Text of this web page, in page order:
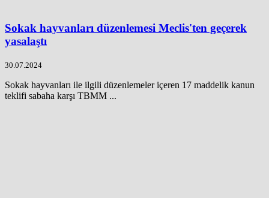
Sokak hayvanları düzenlemesi Meclis'ten geçerek
yasalaştı
30.07.2024
Sokak hayvanları ile ilgili düzenlemeler içeren 17 maddelik kanun
teklifi sabaha karşı TBMM ...